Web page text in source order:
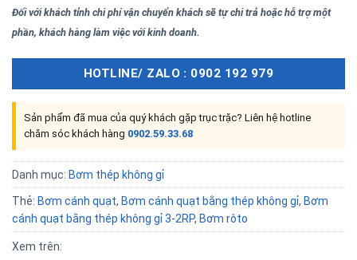
Đối với khách tỉnh chi phí vận chuyển khách sẽ tự chi trả hoặc hỗ trợ một
phần, khách hàng làm việc với kinh doanh.
HOTLINE/ ZALO : 0902 192 979
Sản phẩm đã mua của quý khách gặp trục trặc? Liên hệ hotline
chăm sóc khách hàng 0902.59.33.68
Danh mục: Bơm thép không gỉ
Thẻ: Bơm cánh quạt, Bơm cánh quạt bằng thép không gỉ, Bơm
cánh quạt bằng thép không gỉ 3-2RP, Bơm rôto
Xem trên: